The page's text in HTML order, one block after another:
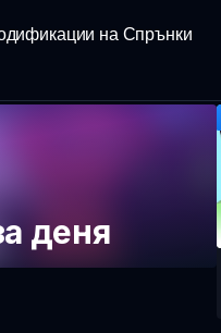
на Спрънки
деня